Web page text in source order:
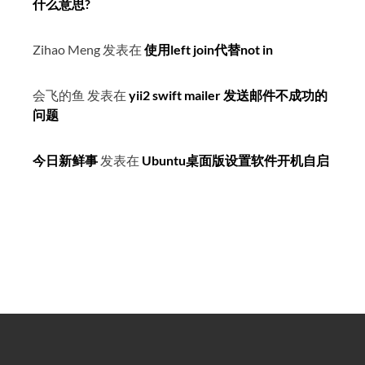
什么意思?
Zihao Meng 发表在 使用left join代替not in
会飞的鱼 发表在 yii2 swift mailer 发送邮件不成功的
问题
今日新鲜事 发表在 Ubuntu桌面版设置软件开机自启